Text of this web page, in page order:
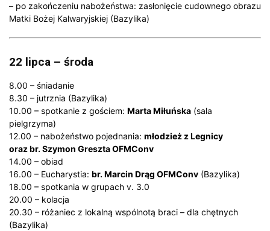
– po zakończeniu nabożeństwa: zasłonięcie cudownego obrazu
Matki Bożej Kalwaryjskiej (Bazylika)
22 lipca – środa
8.00 – śniadanie
8.30 – jutrznia (Bazylika)
10.00 – spotkanie z gościem: Marta Miłuńska (sala
pielgrzyma)
12.00 – nabożeństwo pojednania: młodzież z Legnicy
oraz br. Szymon Greszta OFMConv
14.00 – obiad
16.00 – Eucharystia: br. Marcin Drąg OFMConv (Bazylika)
18.00 – spotkania w grupach v. 3.0
20.00 – kolacja
20.30 – różaniec z lokalną wspólnotą braci – dla chętnych
(Bazylika)